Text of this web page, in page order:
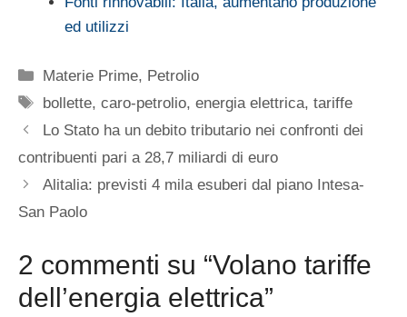
ed utilizzi
Categorie
Materie Prime, Petrolio
Tag
bollette,caro-petrolio,energia elettrica,tariffe
Lo Stato ha un debito tributario nei confronti dei
contribuenti pari a 28,7 miliardi di euro
Alitalia: previsti 4 mila esuberi dal piano Intesa-
San Paolo
2 commenti su “Volano tariffe
dell’energia elettrica”